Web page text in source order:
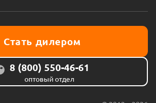
Стать дилером
8 (800) 550-46-61
оптовый отдел